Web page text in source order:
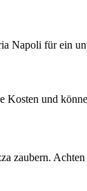
Napoli für ein
und
zaubern.